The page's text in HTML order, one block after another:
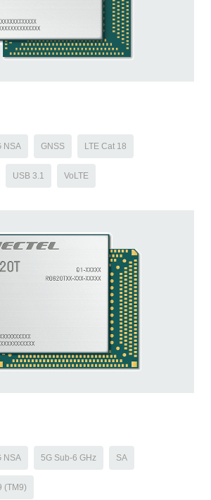
NSA GNSS LTE Cat 18
USB 3.1 VoLTE
NSA 5G Sub-6 GHz SA
(TM9)